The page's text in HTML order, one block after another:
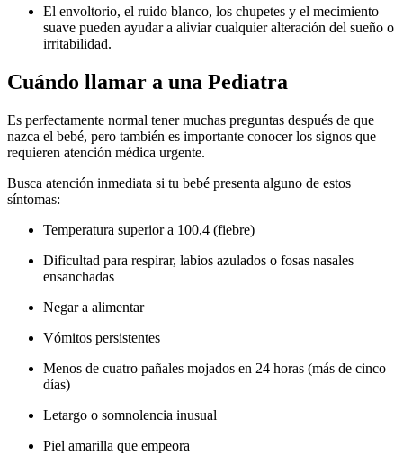
El envoltorio, el ruido blanco, los chupetes y el mecimiento
suave pueden ayudar a aliviar cualquier alteración del sueño o
irritabilidad.
Cuándo llamar a una Pediatra
Es perfectamente normal tener muchas preguntas después de que
nazca el bebé, pero también es importante conocer los signos que
requieren atención médica urgente.
Busca atención inmediata si tu bebé presenta alguno de estos
síntomas:
Temperatura superior a 100,4 (fiebre)
Dificultad para respirar, labios azulados o fosas nasales
ensanchadas
Negar a alimentar
Vómitos persistentes
Menos de cuatro pañales mojados en 24 horas (más de cinco
días)
Letargo o somnolencia inusual
Piel amarilla que empeora